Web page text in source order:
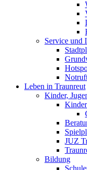
Service und
Leben in Traunreut
Kinder,
JUZ
Bildung